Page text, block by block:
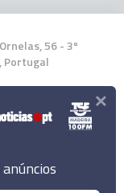
56 - 3º
Portugal
×